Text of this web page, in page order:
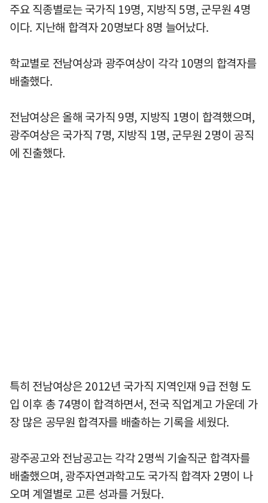
주요 직종별로는 국가직 19명, 지방직 5명, 군무원 4명
이다. 지난해 합격자 20명보다 8명 늘어났다.
학교별로 전남여상과 광주여상이 각각 10명의 합격자를
배출했다.
전남여상은 올해 국가직 9명, 지방직 1명이 합격했으며,
광주여상은 국가직 7명, 지방직 1명, 군무원 2명이 공직
에 진출했다.
특히 전남여상은 2012년 국가직 지역인재 9급 전형 도
입 이후 총 74명이 합격하면서, 전국 직업계고 가운데 가
장 많은 공무원 합격자를 배출하는 기록을 세웠다.
광주공고와 전남공고는 각각 2명씩 기술직군 합격자를
배출했으며, 광주자연과학고도 국가직 합격자 2명이 나
오며 계열별로 고른 성과를 거뒀다.